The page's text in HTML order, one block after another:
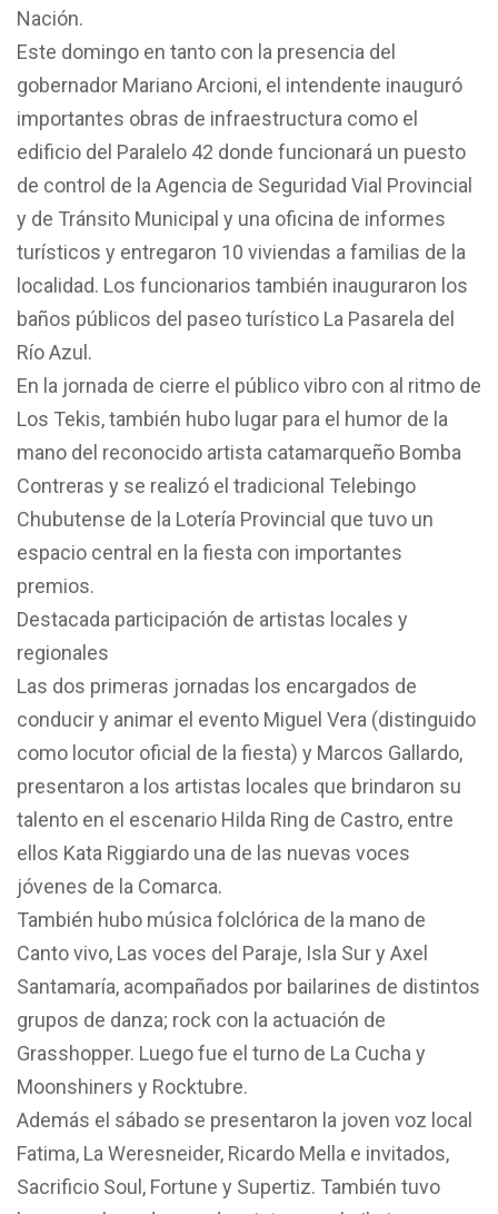
Nación.
Este domingo en tanto con la presencia del
gobernador Mariano Arcioni, el intendente inauguró
importantes obras de infraestructura como el
edificio del Paralelo 42 donde funcionará un puesto
de control de la Agencia de Seguridad Vial Provincial
y de Tránsito Municipal y una oficina de informes
turísticos y entregaron 10 viviendas a familias de la
localidad. Los funcionarios también inauguraron los
baños públicos del paseo turístico La Pasarela del
Río Azul.
En la jornada de cierre el público vibro con al ritmo de
Los Tekis, también hubo lugar para el humor de la
mano del reconocido artista catamarqueño Bomba
Contreras y se realizó el tradicional Telebingo
Chubutense de la Lotería Provincial que tuvo un
espacio central en la fiesta con importantes
premios.
Destacada participación de artistas locales y
regionales
Las dos primeras jornadas los encargados de
conducir y animar el evento Miguel Vera (distinguido
como locutor oficial de la fiesta) y Marcos Gallardo,
presentaron a los artistas locales que brindaron su
talento en el escenario Hilda Ring de Castro, entre
ellos Kata Riggiardo una de las nuevas voces
jóvenes de la Comarca.
También hubo música folclórica de la mano de
Canto vivo, Las voces del Paraje, Isla Sur y Axel
Santamaría, acompañados por bailarines de distintos
grupos de danza; rock con la actuación de
Grasshopper. Luego fue el turno de La Cucha y
Moonshiners y Rocktubre.
Además el sábado se presentaron la joven voz local
Fatima, La Weresneider, Ricardo Mella e invitados,
Sacrificio Soul, Fortune y Supertiz. También tuvo